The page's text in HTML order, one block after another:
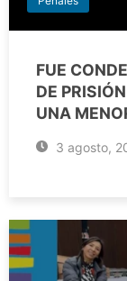
FUE
DE
UNA
3 agosto,